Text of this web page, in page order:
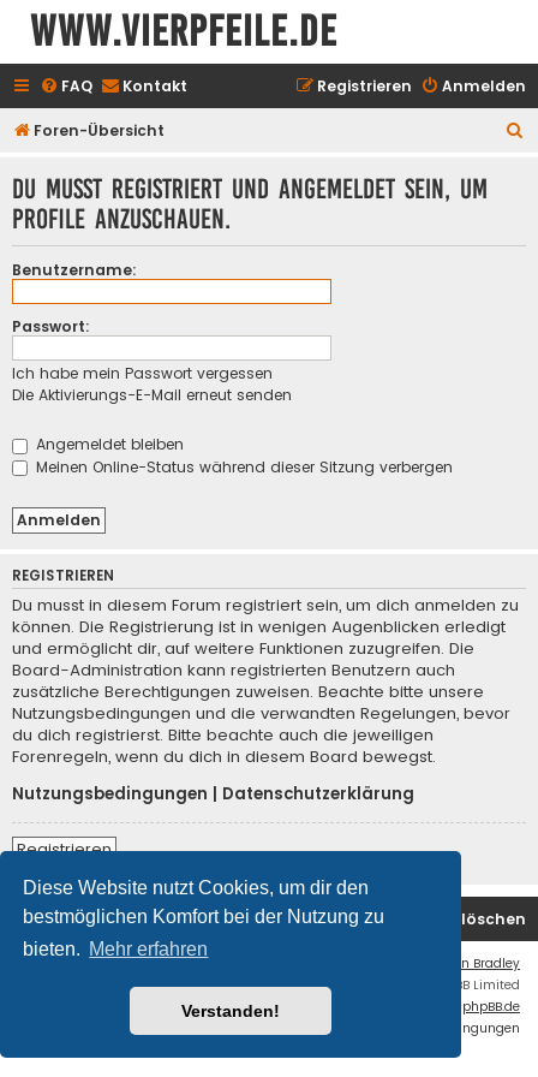
Diese Website nutzt Cookies, um dir den
bestmöglichen Komfort bei der Nutzung zu
bieten. Mehr erfahren
Verstanden!
www.vierpfeile.de
FAQ Kontakt Anmelden
Registrieren
Foren-Übersicht
Du musst registriert und angemeldet sein, um
Profile anzuschauen.
Benutzername:
Passwort:
Ich habe mein Passwort vergessen
Die Aktivierungs-E-Mail erneut senden
Angemeldet bleiben
Meinen Online-Status während dieser Sitzung verbergen
REGISTRIEREN
Du musst in diesem Forum registriert sein, um dich anmelden zu
können. Die Registrierung ist in wenigen Augenblicken erledigt
und ermöglicht dir, auf weitere Funktionen zuzugreifen. Die
Board-Administration kann registrierten Benutzern auch
zusätzliche Berechtigungen zuweisen. Beachte bitte unsere
Nutzungsbedingungen und die verwandten Regelungen, bevor
du dich registrierst. Bitte beachte auch die jeweiligen
Forenregeln, wenn du dich in diesem Board bewegst.
Nutzungsbedingungen
Datenschutzerklärung
Registrieren
Foren-Übersicht Alle Cookies löschen
Kontakt
Ian Bradley
Powered byphpBB® Forum Software © phpBB Limited
Deutsche Übersetzung durch phpBB.de
Datenschutz
Nutzungsbedingungen